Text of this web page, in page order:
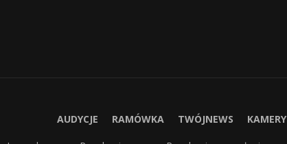
AUDYCJE RAMÓWKA TWÓJNEWS KAMERY